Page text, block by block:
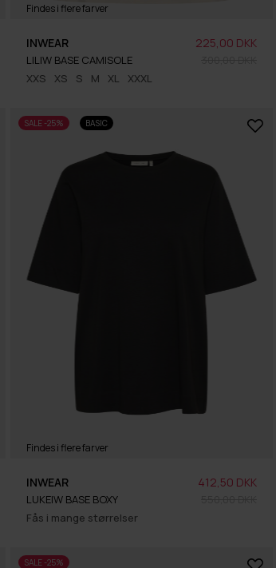
Findes i flere farver
XXS XS S M XL XXXL
INWEAR
LILIW BASE CAMISOLE
225,00 DKK
SALE -25% BASIC
Findes i flere farver
Fås i mange størrelser
INWEAR
LUKEIW BASE BOXY
412,50 DKK
SALE -25%